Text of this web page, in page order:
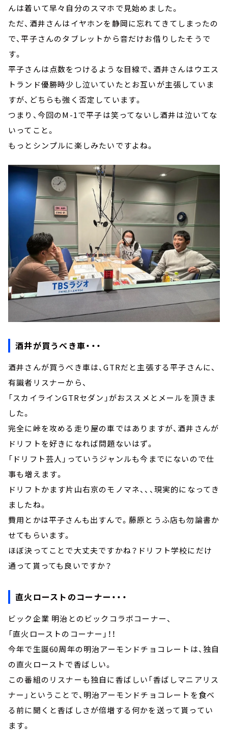
んは着いて早々自分のスマホで見始めました。
ただ、酒井さんはイヤホンを静岡に忘れてきてしまったの
で、平子さんのタブレットから音だけお借りしたそうで
す。
平子さんは点数をつけるような目線で、酒井さんはウエス
トランド優勝時少し泣いていたとお互いが主張していま
すが、どちらも強く否定しています。
つまり、今回のM-1で平子は笑ってないし酒井は泣いてな
いってこと。
もっとシンプルに楽しみたいですよね。
酒井が買うべき車・・・
酒井さんが買うべき車は、GTRだと主張する平子さんに、
有識者リスナーから、
「スカイラインGTRセダン」がおススメとメールを頂きま
した。
完全に峠を攻める走り屋の車ではありますが、酒井さんが
ドリフトを好きになれば問題ないはず。
「ドリフト芸人」っていうジャンルも今までにないので仕
事も増えます。
ドリフトかます片山右京のモノマネ、、、現実的になってき
ましたね。
費用とかは平子さんも出すんで。藤原とうふ店も勿論書か
せてもらいます。
ほぼ決ってことで大丈夫ですかね？ドリフト学校にだけ
通って貰っても良いですか？
直火ローストのコーナー・・・
ビック企業 明治とのビックコラボコーナー、
「直火ローストのコーナー」！！
今年で生誕60周年の明治アーモンドチョコレートは、独自
の直火ローストで香ばしい。
この番組のリスナーも独自に香ばしい「香ばしマニアリス
ナー」ということで、明治アーモンドチョコレートを食べ
る前に聞くと香ばしさが倍増する何かを送って貰ってい
ます。